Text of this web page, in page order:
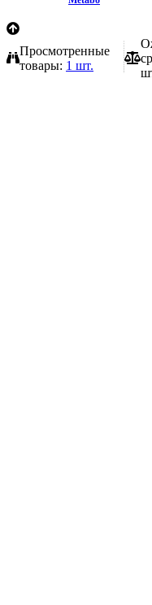
Просмотренные
товары: 1 шт.